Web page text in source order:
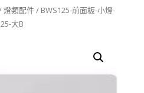
燈類配件/ BWS125-前面板-小燈-
大B